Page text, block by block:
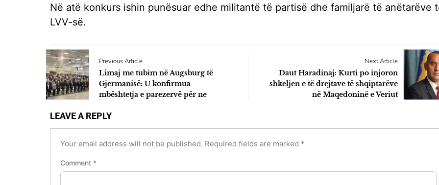
Në atë konkurs ishin punësuar edhe militantë të partisë dhe familjarë të anëtarëve
LVV-së.
Previous Article
Limaj me tubim në Augsburg të
Gjermanisë: U konfirmua
mbështetja e parezervë për ne
Next Article
Daut Haradinaj: Kurti po injoron
shkeljen e të drejtave të shqiptarëve
në Maqedoninë e Veriut
LEAVE A REPLY
Your email address will not be published. Required fields are marked *
Comment *